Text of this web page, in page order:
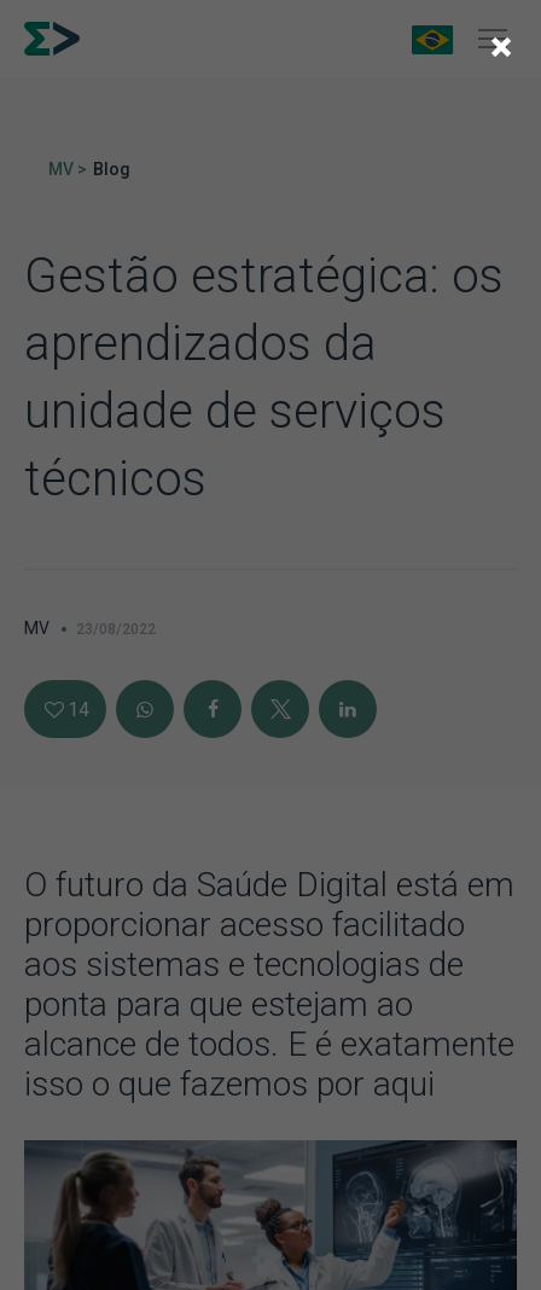
×
MV > Blog
Gestão estratégica: os
aprendizados da
unidade de serviços
técnicos
MV 23/08/2022
14
O futuro da Saúde Digital está em
proporcionar acesso facilitado
aos sistemas e tecnologias de
ponta para que estejam ao
alcance de todos. E é exatamente
isso o que fazemos por aqui